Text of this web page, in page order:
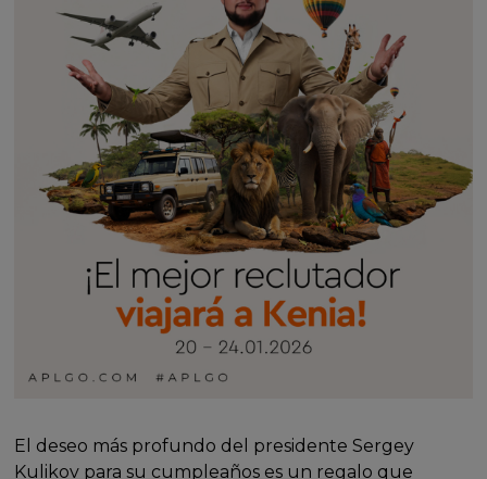
El deseo más profundo del presidente Sergey
Kulikov para su cumpleaños es un regalo que